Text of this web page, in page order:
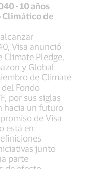
- 10 años
de
Visa anunció
Climate Pledge,
y Global
de Climate
Fondo
por sus siglas
hacia un futuro
de Visa
está en
junto
parte